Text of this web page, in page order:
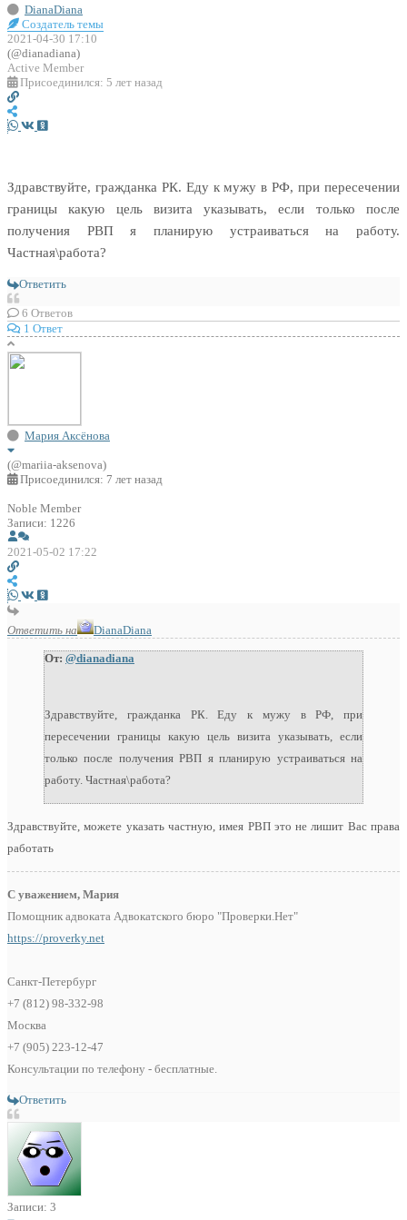
DianaDiana
Создатель темы
2021-04-30 17:10
(@dianadiana)
Active Member
Присоединился: 5 лет назад
Здравствуйте, гражданка РК. Еду к мужу в РФ, при пересечении
границы какую цель визита указывать, если только после
получения РВП я планирую устраиваться на работу.
Частная\работа?
Ответить
6 Ответов
1 Ответ
Мария Аксёнова
(@mariia-aksenova)
Присоединился: 7 лет назад
Noble Member
Записи: 1226
2021-05-02 17:22
Ответить на DianaDiana
От: @dianadiana
Здравствуйте, гражданка РК. Еду к мужу в РФ, при
пересечении границы какую цель визита указывать, если
только после получения РВП я планирую устраиваться на
работу. Частная\работа?
Здравствуйте, можете указать частную, имея РВП это не лишит Вас права
работать
С уважением, Мария
Помощник адвоката Адвокатского бюро "Проверки.Нет"
https://proverky.net
Санкт-Петербург
+7 (812) 98-332-98
Москва
+7 (905) 223-12-47
Консультации по телефону - бесплатные.
Ответить
Записи: 3